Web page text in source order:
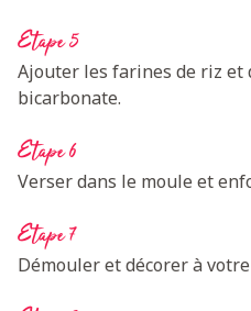
Etape 5
Ajouter les farines de riz et
bicarbonate.
Etape 6
Verser dans le moule et
Etape 7
Démouler et décorer à